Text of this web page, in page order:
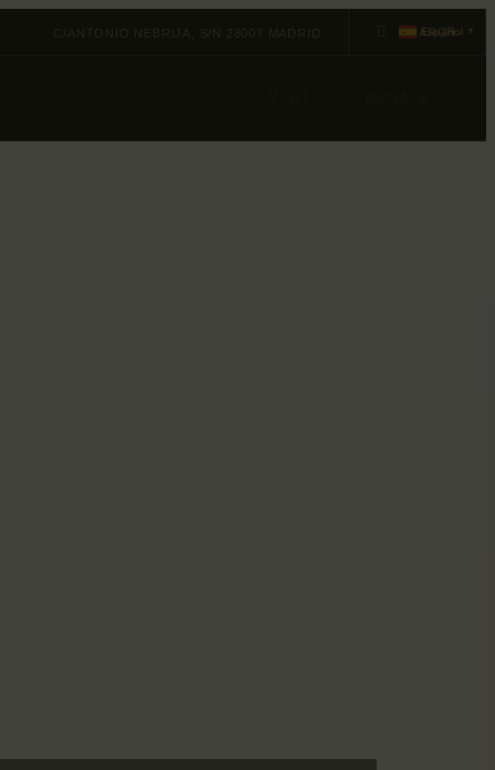
Español